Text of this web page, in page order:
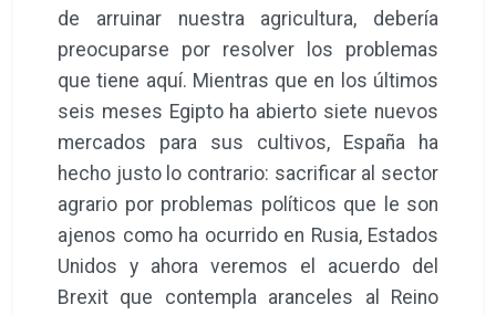
de arruinar nuestra agricultura, debería
preocuparse por resolver los problemas
que tiene aquí. Mientras que en los últimos
seis meses Egipto ha abierto siete nuevos
mercados para sus cultivos, España ha
hecho justo lo contrario: sacrificar al sector
agrario por problemas políticos que le son
ajenos como ha ocurrido en Rusia, Estados
Unidos y ahora veremos el acuerdo del
Brexit que contempla aranceles al Reino